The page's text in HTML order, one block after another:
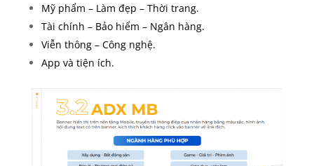
Mỹ phẩm – Làm đẹp – Thời trang.
Tài chính – Bảo hiểm – Ngân hàng.
Viễn thông – Công nghệ.
App và tiện ích.